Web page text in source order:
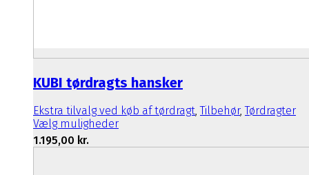
KUBI tørdragts hansker
Ekstra tilvalg ved køb af tørdragt ,Tilbehør,Tørdragter
Vælg mulighederDette
har
1.195,00 kr.